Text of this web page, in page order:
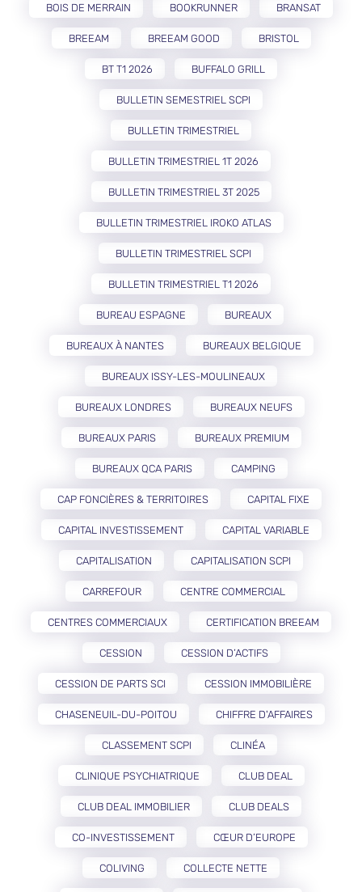
BOIS DE MERRAIN BOOKRUNNER BRANSAT
BREEAM BREEAM GOOD BRISTOL
BT T1 2026 BUFFALO GRILL
BULLETIN SEMESTRIEL SCPI
BULLETIN TRIMESTRIEL
BULLETIN TRIMESTRIEL 1T 2026
BULLETIN TRIMESTRIEL 3T 2025
BULLETIN TRIMESTRIEL IROKO ATLAS
BULLETIN TRIMESTRIEL SCPI
BULLETIN TRIMESTRIEL T1 2026
BUREAU ESPAGNE BUREAUX
BUREAUX À NANTES BUREAUX BELGIQUE
BUREAUX ISSY-LES-MOULINEAUX
BUREAUX LONDRES BUREAUX NEUFS
BUREAUX PARIS BUREAUX PREMIUM
BUREAUX QCA PARIS CAMPING
CAP FONCIÈRES & TERRITOIRES CAPITAL FIXE
CAPITAL INVESTISSEMENT CAPITAL VARIABLE
CAPITALISATION CAPITALISATION SCPI
CARREFOUR CENTRE COMMERCIAL
CENTRES COMMERCIAUX CERTIFICATION BREEAM
CESSION CESSION D’ACTIFS
CESSION DE PARTS SCI CESSION IMMOBILIÈRE
CHASENEUIL-DU-POITOU CHIFFRE D'AFFAIRES
CLASSEMENT SCPI CLINÉA
CLINIQUE PSYCHIATRIQUE CLUB DEAL
CLUB DEAL IMMOBILIER CLUB DEALS
CO-INVESTISSEMENT CŒUR D’EUROPE
COLIVING COLLECTE NETTE